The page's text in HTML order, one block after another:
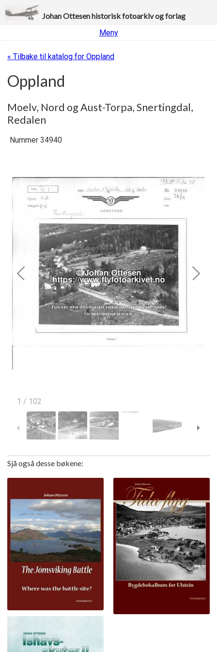
Johan Ottesen historisk fotoarkiv og forlag
Meny
« Tilbake til katalog for Oppland
Oppland
Moelv, Nord og Aust-Torpa, Snertingdal,
Redalen
1 / 102
Nummer 34940
Sjå også desse bøkene: